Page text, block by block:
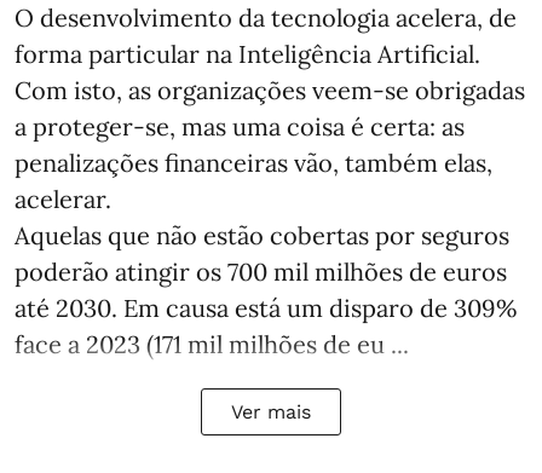
O desenvolvimento da tecnologia acelera, de
forma particular na Inteligência Artificial.
Com isto, as organizações veem-se obrigadas
a proteger-se, mas uma coisa é certa: as
penalizações financeiras vão, também elas,
acelerar.
Aquelas que não estão cobertas por seguros
poderão atingir os 700 mil milhões de euros
até 2030. Em causa está um disparo de 309%
face a 2023 (171 mil milhões de eu ...
Ver mais